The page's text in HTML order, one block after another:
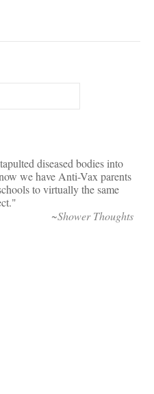
diseased bodies into
we have Anti-Vax parents
to virtually the same
~Shower Thoughts